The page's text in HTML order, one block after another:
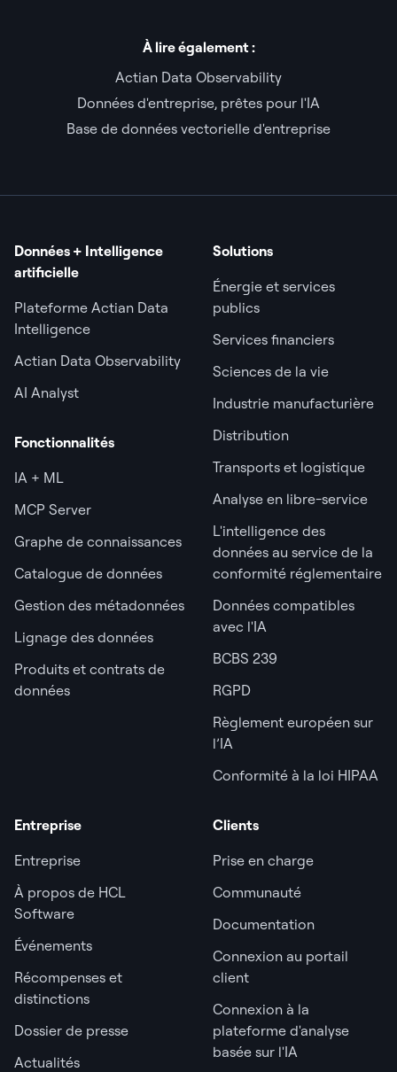
À lire également :
Actian Data Observability
Données d'entreprise, prêtes pour l'IA
Base de données vectorielle d'entreprise
Données + Intelligence
artificielle
Plateforme Actian Data
Intelligence
Actian Data Observability
AI Analyst
Fonctionnalités
IA + ML
MCP Server
Graphe de connaissances
Catalogue de données
Gestion des métadonnées
Lignage des données
Produits et contrats de
données
Solutions
Énergie et services
publics
Services financiers
Sciences de la vie
Industrie manufacturière
Distribution
Transports et logistique
Analyse en libre-service
L'intelligence des
données au service de la
conformité réglementaire
Données compatibles
avec l'IA
BCBS 239
RGPD
Règlement européen sur
l’IA
Conformité à la loi HIPAA
Entreprise
Entreprise
À propos de HCL
Software
Événements
Récompenses et
distinctions
Dossier de presse
Actualités
Clients
Prise en charge
Communauté
Documentation
Connexion au portail
client
Connexion à la
plateforme d'analyse
basée sur l'IA